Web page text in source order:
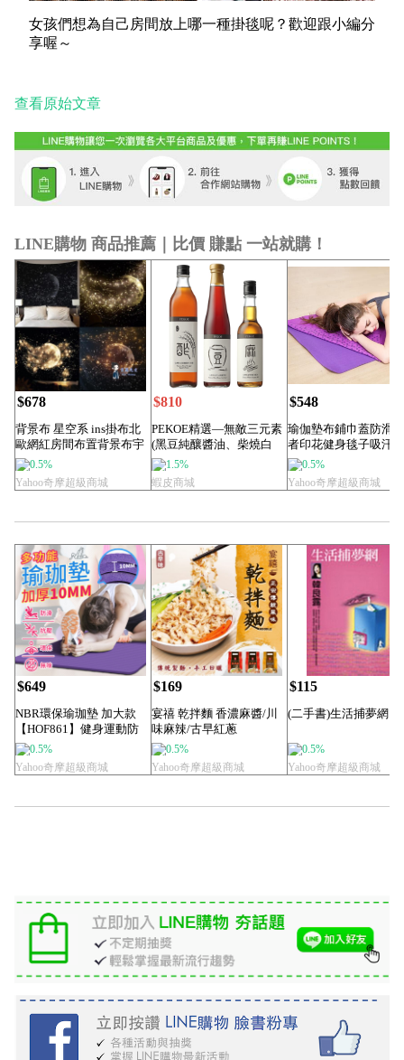
女孩們想為自己房間放上哪一種掛毯呢？歡迎跟小編分
享喔～
查看原始文章
LINE購物 商品推薦｜比價 賺點 一站就購！
$678
背景布 星空系 ins掛布北
歐網紅房間布置背景布宇
宙星空月球...
0.5%
Yahoo奇摩超級商城
$810
PEKOE精選—無敵三元素
(黑豆純釀醬油、柴燒白
麻油、純釀陳...
1.5%
蝦皮商城
$548
瑜伽墊布鋪巾蓋防滑
者印花健身毯子吸汗
瑜珈用品裝YYP...
0.5%
Yahoo奇摩超級商城
$649
NBR環保瑜珈墊 加大款
【HOF861】健身運動防
水防汗地墊...
0.5%
Yahoo奇摩超級商城
$169
宴禧 乾拌麵 香濃麻醬/川
味麻辣/古早紅蔥
【HTY001】古...
0.5%
Yahoo奇摩超級商城
$115
(二手書)生活捕夢網
0.5%
Yahoo奇摩超級商城